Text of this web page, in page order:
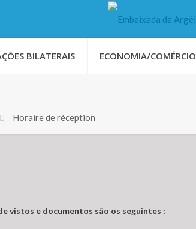
BILATERAIS ECONOMIA/COMÉRCIO
Horaire de réception
vistos e documentos são os seguintes :